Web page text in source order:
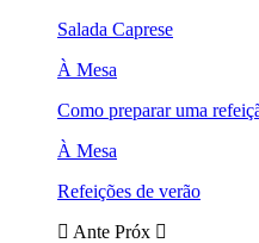
Salada Caprese
À Mesa
Como preparar uma
À Mesa
Refeições de verão
Ante Próx